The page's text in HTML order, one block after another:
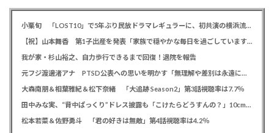
小栗旬 「LOST10」で5年ぶり民放ドラマレギュラーに、初共演の横浜流星とバディ役「もう最高です」
【祝】山本舞香 第1子出産を発表「家族で穏やかな毎日を過ごしています」、夫はマイファスHiro
我が家・杉山裕之、自力歩行できるまで回復！退院を報告
元フジ渡邊渚アナ PTSD公表への思いを明かす「無理解や差別は永遠に変わらない」「同じ病気になったことのない人間にはわからない」
大森南朋＆相葉雅紀＆松下奈緒 「大追跡 Season2」第3話視聴率は7.7％
田中みな実、“背中ぱっくり”ドレス披露も「こけたらどうすんの？」10cm超ヒールに心配の声寄せられる
松本若菜＆佐野勇斗 「君の好きは無敵」第4話視聴率は4.2％